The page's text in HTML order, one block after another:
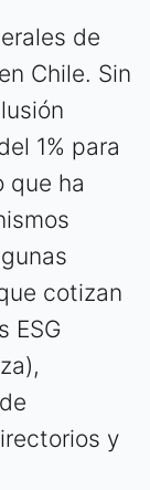
de
Chile. Sin
1% para
que ha
cotizan
ESG
y